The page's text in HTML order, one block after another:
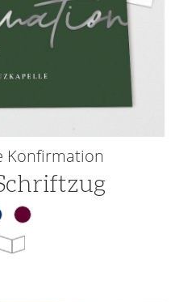
Konfirmation